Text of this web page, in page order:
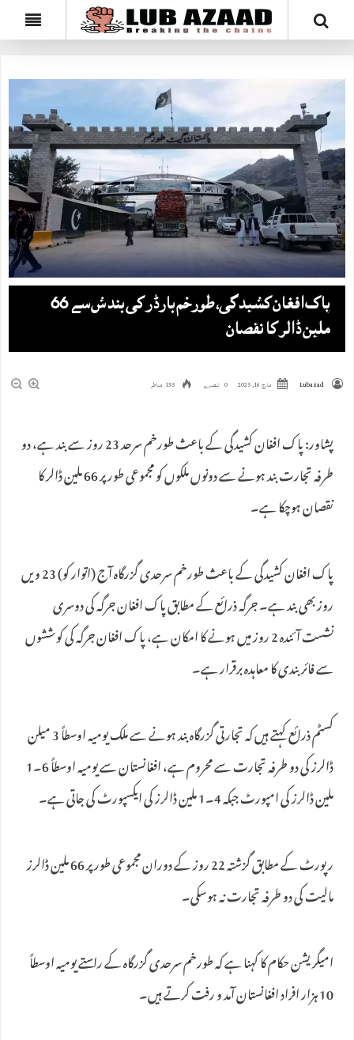
پاک افغان کشیدگی، طورخم بارڈر کی بندش سے 66
ملین ڈالر کا نقصان
Lubazad مارچ 16, 2025 0 تبصرے 135 مناظر
پشاور: پاک افغان کشیدگی کے باعث طورخم سرحد 23 روز سے بند ہے، دو
طرفہ تجارت بند ہونے سے دونوں ملکوں کو مجموعی طور پر 66 ملین ڈالر کا
نقصان ہوچکا ہے۔
پاک افغان کشیدگی کے باعث طورخم سرحدی گزرگاہ آج (اتوار کو) 23 ویں
روز بھی بند ہے۔ جرگہ ذرائع کے مطابق پاک افغان جرگہ کی دوسری
نشست آئندہ 2 روز میں ہونے کا امکان ہے، پاک افغان جرگہ کی کوششوں
سے فائر بندی کا معاہدہ برقرار ہے۔
کسٹم ذرائع کہتے ہیں کہ تجارتی گزرگاہ بند ہونے سے ملک یومیہ اوسطاً 3 میلن
ڈالرز کی دو طرفہ تجارت سے محروم ہے، افغانستان سے یومیہ اوسطاً 6۔1
ملین ڈالرز کی امپورٹ جبکہ 4۔1 ملین ڈالرز کی ایکسپورٹ کی جاتی ہے۔
رپورٹ کے مطابق گزشتہ 22 روز کے دوران مجموعی طور پر 66 ملین ڈالرز
مالیت کی دو طرفہ تجارت نہ ہوسکی۔
امیگریشن حکام کا کہنا ہے کہ طورخم سرحدی گزرگاہ کے راستے یومیہ اوسطاً
10 ہزار افراد افغانستان آمد و رفت کرتے ہیں۔